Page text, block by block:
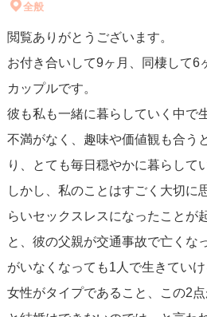
全般
閲覧ありがとうございます。
お付き合いして9ヶ月、同棲して6
カップルです。
彼も私も一緒に暮らしていく中で
不満がなく、趣味や価値観も合う
り、とても毎日穏やかに暮らして
しかし、私のことはすごく大切に
らいセックスレスになったことが
と、彼の父親が交通事故で亡くな
がいなくなっても1人で生きてい
女性がタイプであること、この2